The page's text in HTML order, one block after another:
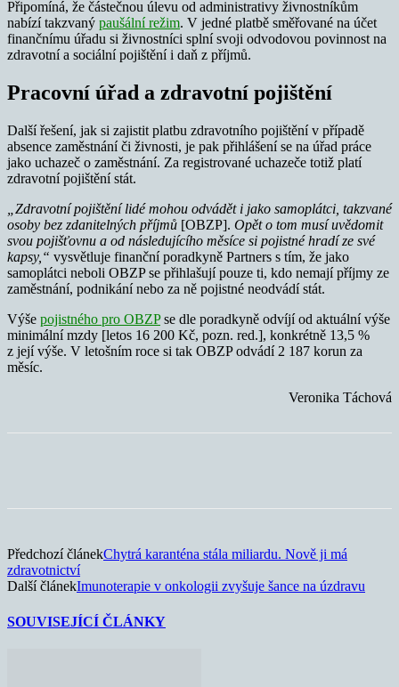
Připomíná, že částečnou úlevu od administrativy živnostníkům
nabízí takzvaný paušální režim. V jedné platbě směřované na účet
finančnímu úřadu si živnostníci splní svoji odvodovou povinnost na
zdravotní a sociální pojištění i daň z příjmů.
Pracovní úřad a zdravotní pojištění
Další řešení, jak si zajistit platbu zdravotního pojištění v případě
absence zaměstnání či živnosti, je pak přihlášení se na úřad práce
jako uchazeč o zaměstnání. Za registrované uchazeče totiž platí
zdravotní pojištění stát.
„Zdravotní pojištění lidé mohou odvádět i jako samoplátci, takzvané
osoby bez zdanitelných příjmů [OBZP]. Opět o tom musí uvědomit
svou pojišťovnu a od následujícího měsíce si pojistné hradí ze své
kapsy,“ vysvětluje finanční poradkyně Partners s tím, že jako
samoplátci neboli OBZP se přihlašují pouze ti, kdo nemají příjmy ze
zaměstnání, podnikání nebo za ně pojistné neodvádí stát.
Výše pojistného pro OBZPse dle poradkyně odvíjí od aktuální výše
minimální mzdy [letos 16 200 Kč, pozn. red.], konkrétně 13,5 %
z její výše. V letošním roce si tak OBZP odvádí 2 187 korun za
měsíc.
Veronika Táchová
Předchozí článekChytrá karanténa stála miliardu. Nově ji má
zdravotnictví
Další článekImunoterapie v onkologii zvyšuje šance na úzdravu
SOUVISEJÍCÍ ČLÁNKY